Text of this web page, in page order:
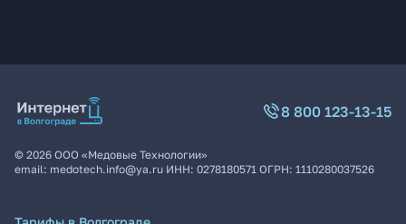
8 800 123-13-15
© 2026 ООО «Медовые Технологии»
email: medotech.info@ya.ru ИНН: 0278180571 ОГРН: 1110280037526